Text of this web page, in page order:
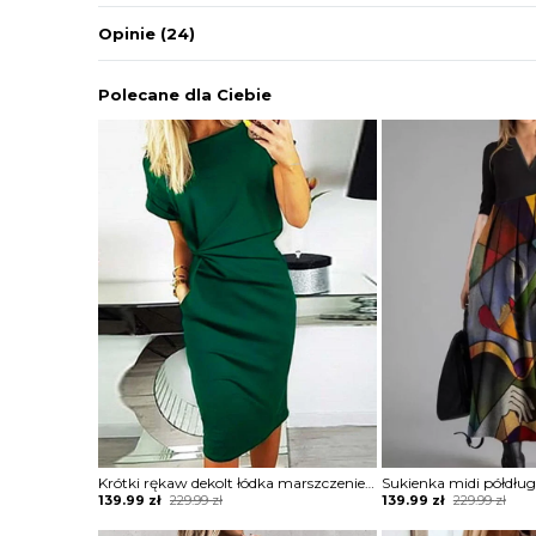
Opinie (24)
Polecane dla Ciebie
Krótki rękaw dekolt łódka marszczenie midi za kolano casual na co dzień kobieca sukienka Jadviga
229.99zł
Original
139.99 zł
Current
229.99zł
Original
139.99 zł
Current